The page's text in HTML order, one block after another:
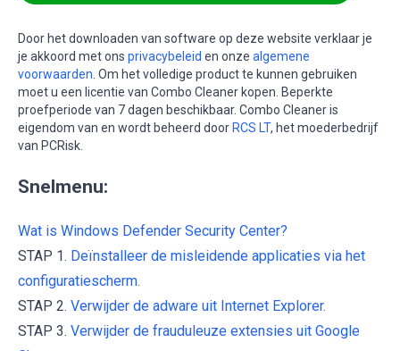
Door het downloaden van software op deze website verklaar je
je akkoord met ons privacybeleid en onze algemene
voorwaarden . Om het volledige product te kunnen gebruiken
moet u een licentie van Combo Cleaner kopen. Beperkte
proefperiode van 7 dagen beschikbaar. Combo Cleaner is
eigendom van en wordt beheerd door RCS LT, het moederbedrijf
van PCRisk.
Snelmenu:
Wat is Windows Defender Security Center?
STAP 1. Deïnstalleer de misleidende applicaties via het
configuratiescherm.
STAP 2. Verwijder de adware uit Internet Explorer.
STAP 3. Verwijder de frauduleuze extensies uit Google